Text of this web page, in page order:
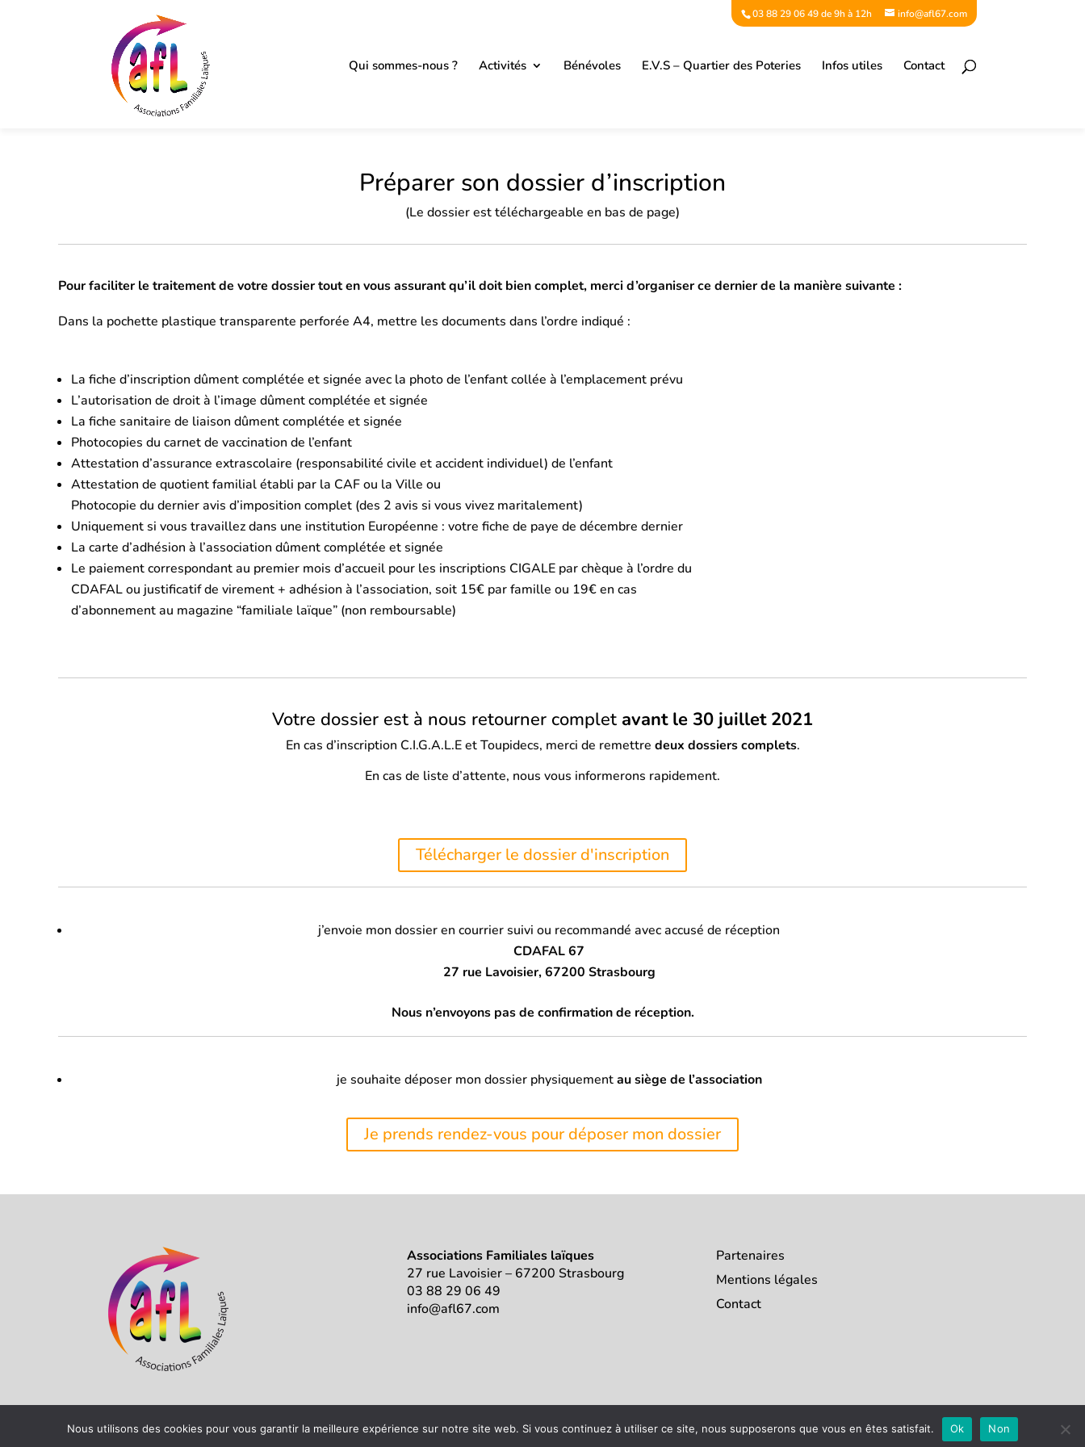
03 88 29 06 49 de 9h à 12h info@afl67.com
Qui sommes-nous ? Activités Bénévoles E.V.S – Quartier des Poteries Infos utiles Contact
Préparer son dossier d’inscription
(Le dossier est téléchargeable en bas de page)
Pour faciliter le traitement de votre dossier tout en vous assurant qu’il doit bien complet, merci d’organiser ce dernier de la manière suivante :
Dans la pochette plastique transparente perforée A4, mettre les documents dans l’ordre indiqué :
La fiche d’inscription dûment complétée et signée avec la photo de l’enfant collée à l’emplacement prévu
L’autorisation de droit à l’image dûment complétée et signée
La fiche sanitaire de liaison dûment complétée et signée
Photocopies du carnet de vaccination de l’enfant
Attestation d’assurance extrascolaire (responsabilité civile et accident individuel) de l’enfant
Attestation de quotient familial établi par la CAF ou la Ville ou
Photocopie du dernier avis d’imposition complet (des 2 avis si vous vivez maritalement)
Uniquement si vous travaillez dans une institution Européenne : votre fiche de paye de décembre dernier
La carte d’adhésion à l’association dûment complétée et signée
Le paiement correspondant au premier mois d’accueil pour les inscriptions CIGALE par chèque à l’ordre du
CDAFAL ou justificatif de virement + adhésion à l’association, soit 15€ par famille ou 19€ en cas
d’abonnement au magazine “familiale laïque” (non remboursable)
Votre dossier est à nous retourner complet avant le 30 juillet 2021
En cas d’inscription C.I.G.A.L.E et Toupidecs, merci de remettre deux dossiers complets.
En cas de liste d’attente, nous vous informerons rapidement.
Télécharger le dossier d'inscription
j’envoie mon dossier en courrier suivi ou recommandé avec accusé de réception
CDAFAL 67
27 rue Lavoisier, 67200 Strasbourg
Nous n’envoyons pas de confirmation de réception.
je souhaite déposer mon dossier physiquementau siège de l’association
Je prends rendez-vous pour déposer mon dossier
Associations Familiales laïques
27 rue Lavoisier – 67200 Strasbourg
03 88 29 06 49
info@afl67.com
Partenaires
Mentions légales
Contact
CDAFAL 67 Copyright 2021
Nous utilisons des cookies pour vous garantir la meilleure expérience sur notre site web. Si vous continuez à utiliser ce site, nous supposerons que vous en êtes satisfait. Ok Non